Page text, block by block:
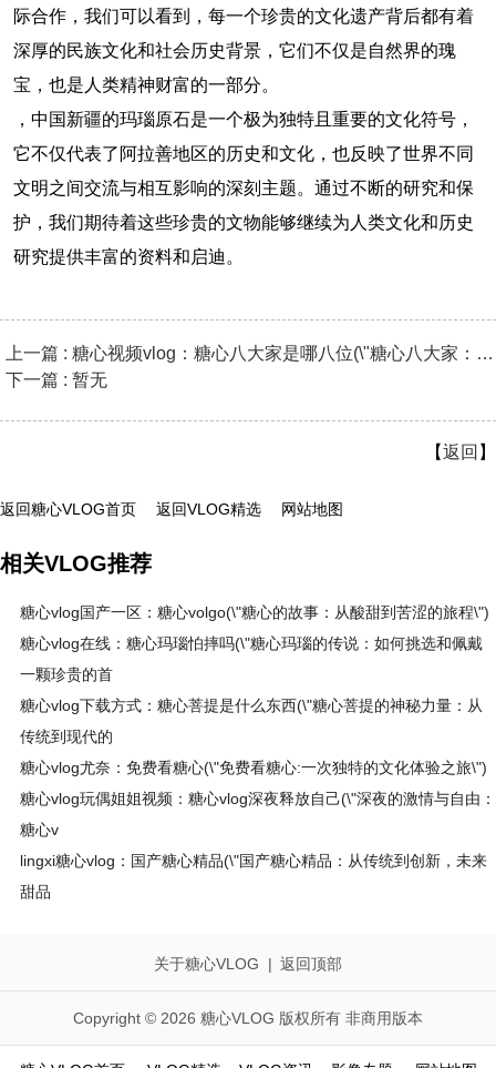
际合作，我们可以看到，每一个珍贵的文化遗产背后都有着
深厚的民族文化和社会历史背景，它们不仅是自然界的瑰
宝，也是人类精神财富的一部分。
，中国新疆的玛瑙原石是一个极为独特且重要的文化符号，
它不仅代表了阿拉善地区的历史和文化，也反映了世界不同
文明之间交流与相互影响的深刻主题。通过不断的研究和保
护，我们期待着这些珍贵的文物能够继续为人类文化和历史
研究提供丰富的资料和启迪。
上一篇 : 糖心视频vlog：糖心八大家是哪八位(\"糖心八大家：他们的
下一篇 : 暂无
【返回 】
返回糖心VLOG首页 返回VLOG精选 网站地图
相关VLOG推荐
糖心vlog国产一区：糖心volgo(\"糖心的故事：从酸甜到苦涩的旅程\")
糖心vlog在线：糖心玛瑙怕摔吗(\"糖心玛瑙的传说：如何挑选和佩戴
一颗珍贵的首
糖心vlog下载方式：糖心菩提是什么东西(\"糖心菩提的神秘力量：从
传统到现代的
糖心vlog尤奈：免费看糖心(\"免费看糖心:一次独特的文化体验之旅\")
糖心vlog玩偶姐姐视频：糖心vlog深夜释放自己(\"深夜的激情与自由：
糖心v
lingxi糖心vlog：国产糖心精品(\"国产糖心精品：从传统到创新，未来
甜品
关于糖心VLOG | 返回顶部
Copyright © 2026 糖心VLOG 版权所有 非商用版本